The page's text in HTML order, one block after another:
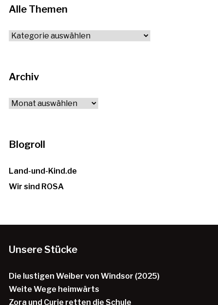
Alle Themen
Alle
Archiv
Archiv
Blogroll
Land-und-Kind.de
Wir sind ROSA
Unsere Stücke
Die lustigen Weiber von Windsor (2025)
Weite Wege heimwärts
Zora und Curie retten die Schule